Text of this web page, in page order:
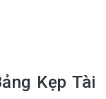
Kẹp Tài